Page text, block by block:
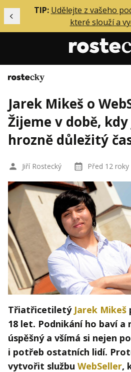
Předchozí
TIP: Udělejte z vašeho
které slouží a
Mentoring
Podcasty
Solo
Akce
O mně
Přihlášení
Kontakt
Obchodní podmínky
Hledaná fráze
Domů
Jarek Mikeš o
Žijeme v době,
hrozně důležitý
Jiří Rostecký Před 12 roky
Třiatřicetiletý Jarek Mikeš
18 let. Podnikání ho baví a
úspěšný a všímá si nejen
i potřeb ostatních lidí.
vytvořit službu WebSeller,